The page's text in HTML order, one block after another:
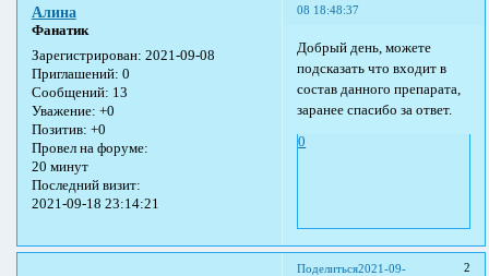
08 18:48:37
Алина
Фанатик
Зарегистрирован: 2021-09-08
Приглашений: 0
Сообщений: 13
Уважение: +0
Позитив: +0
Провел на форуме:
20 минут
Последний визит:
2021-09-18 23:14:21
Добрый день, можете
подсказать что входит в
состав данного препарата,
заранее спасибо за ответ.
0
Поделиться 2
2021-09-